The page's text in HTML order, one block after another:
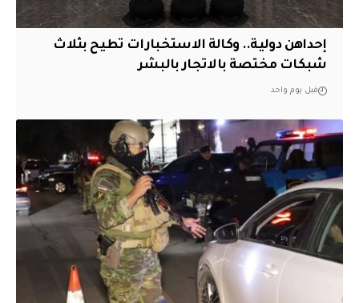
إحداهن دولية.. وكالة الاستخبارات تطيح بثلاث
شبكات مختصة بالاتجار بالبشر
قبل يوم واحد